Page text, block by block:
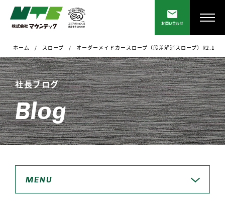
お問い合わせ
ホーム スロープ オーダーメイドカースロープ（段差解消スロープ）R2.1
社長ブログ
Blog
MENU